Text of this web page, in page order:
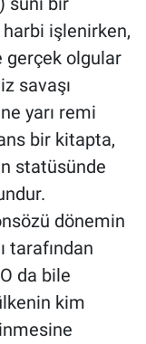
harbi işlenirken,
gerçek olgular
savaşı
yarı remi
bir kitapta,
statüsünde
dönemin
tarafından
da bile
kim